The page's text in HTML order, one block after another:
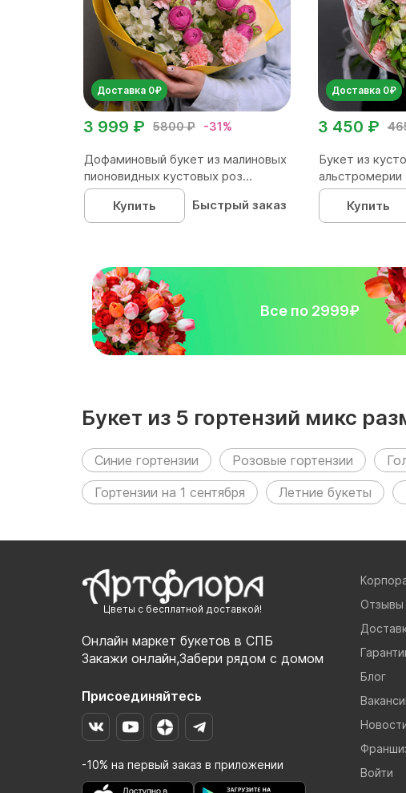
Доставка 0₽
5800 ₽ -31%
3 999 ₽
Дофаминовый букет из малиновых
пионовидных кустовых роз...
Купить
Быстрый заказ
Доставка 0₽
3 450 ₽
Букет из
Купить
Все по 2999₽
Букет из 5 гортензий микс
Синие гортензии Розовые гортензии
Гортензии на 1 сентября
Летние букеты
Цветы с бесплатной доставкой!
Онлайн маркет букетов в СПБ
Закажи онлайн,Забери рядом с домом
Присоединяйтесь
-10% на первый заказ в приложении
Отзывы
Блог
Войти